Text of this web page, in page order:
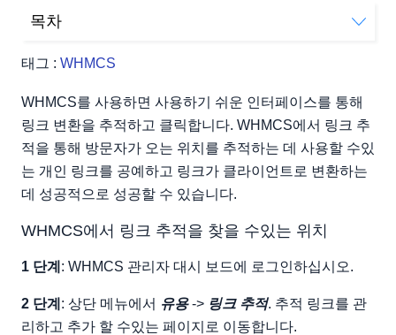
태그 : WHMCS
목차
WHMCS에서 추적 링크를 추가하는 방법
추적 링크 수정 및 추적 URL 얻기
추적 링크 제거
WHMCS를 사용하면 사용하기 쉬운 인터페이스를 통해
링크 변환을 추적하고 클릭합니다. WHMCS에서 링크 추
적을 통해 방문자가 오는 위치를 추적하는 데 사용할 수있
는 개인 링크를 공예하고 링크가 클라이언트로 변환하는
데 성공적으로 성공할 수 있습니다.
WHMCS에서 링크 추적을 찾을 수있는 위치
1 단계 : WHMCS 관리자 대시 보드에 로그인하십시오.
2 단계 : 상단 메뉴에서 유용-> 링크 추적. 추적 링크를 관
리하고 추가 할 수있는 페이지로 이동합니다.